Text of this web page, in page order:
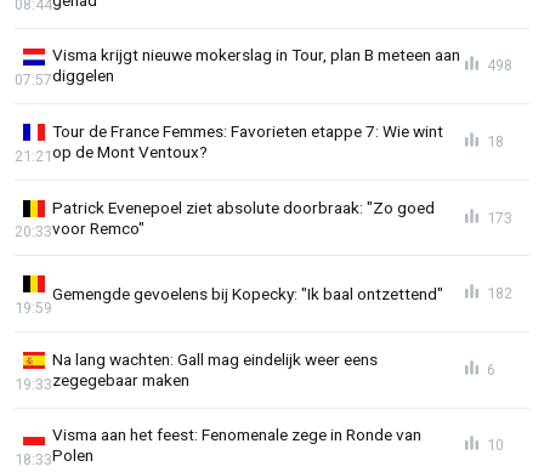
08:44
Visma krijgt nieuwe mokerslag in Tour, plan B meteen aan
diggelen
07:57
498
Tour de France Femmes: Favorieten etappe 7: Wie wint
op de Mont Ventoux?
21:21
18
Patrick Evenepoel ziet absolute doorbraak: "Zo goed
voor Remco"
20:33
173
Gemengde gevoelens bij Kopecky: "Ik baal ontzettend"
19:59
182
Na lang wachten: Gall mag eindelijk weer eens
zegegebaar maken
19:33
6
Visma aan het feest: Fenomenale zege in Ronde van
Polen
18:33
10